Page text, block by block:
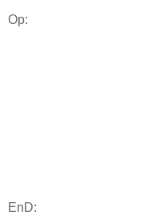
Op:
EnD: